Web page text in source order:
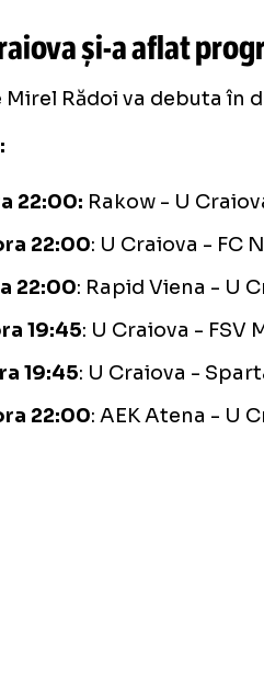
și-aaflat
Rădoi va debuta în
22:00: Rakow - U
22:00: U Craiova - FC
22:00: Rapid Viena - U
19:45: U Craiova - FSV
19:45: U Craiova -
22:00: AEK Atena - U